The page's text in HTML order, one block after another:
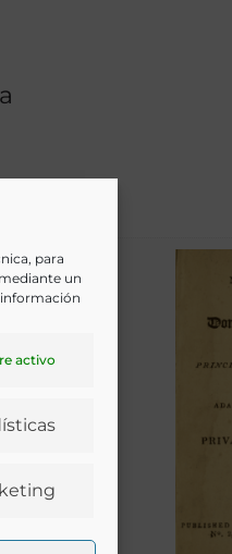
para
un
activo